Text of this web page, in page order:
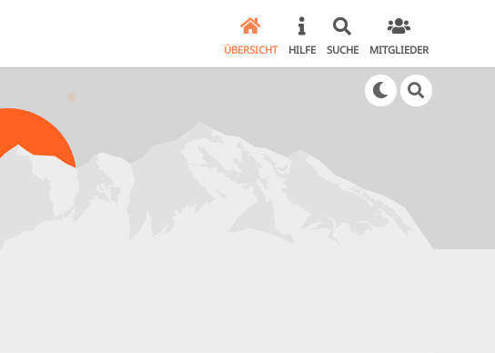
ÜBERSICHT HILFE SUCHE MITGLIEDER